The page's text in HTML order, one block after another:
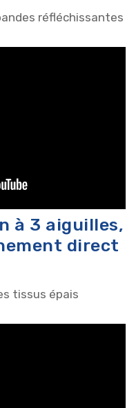
réfléchissantes
à 3 aiguilles,
direct
tissus épais